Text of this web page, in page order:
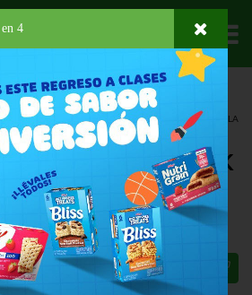
CAFÉ
COLCAFE CAPUCHINO VAINILLA
VAINILLA 6PK
3